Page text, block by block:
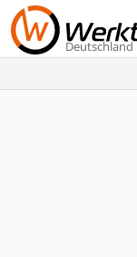
Deutschland